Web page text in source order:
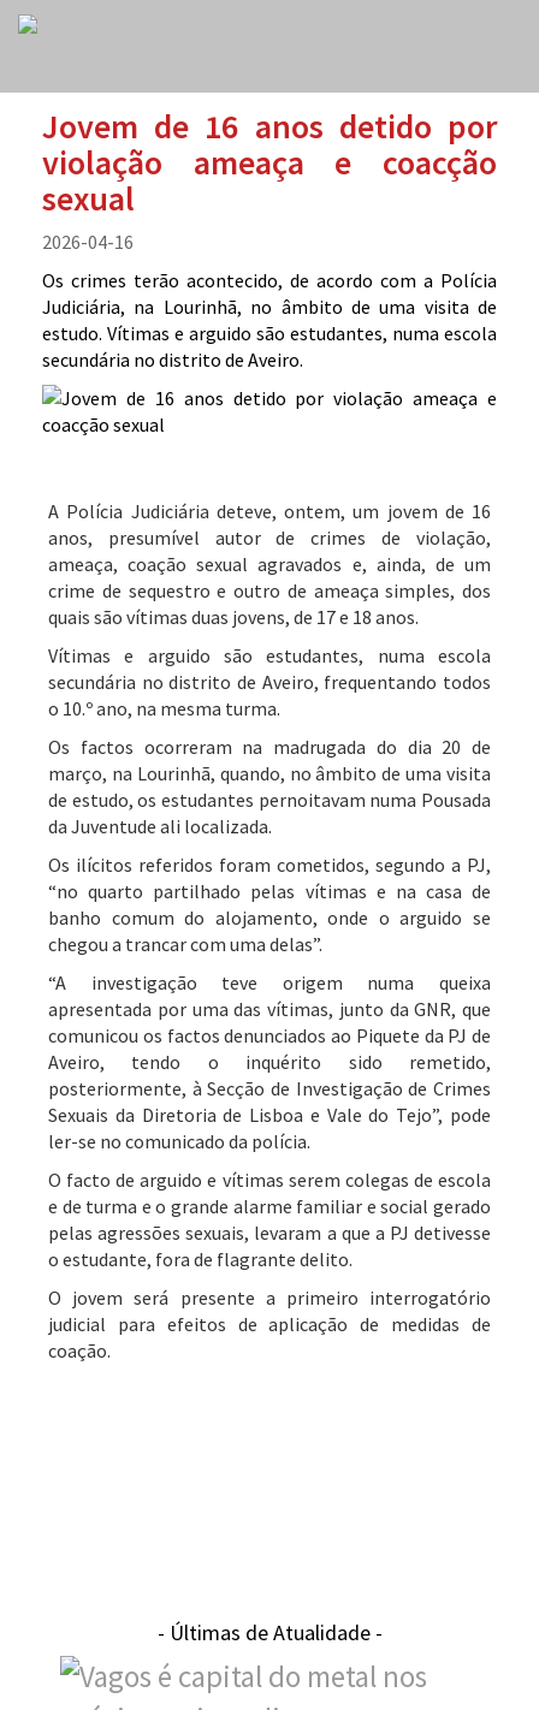
Jovem de 16 anos detido por
violação ameaça e coacção
sexual
2026-04-16
Os crimes terão acontecido, de acordo com a Polícia
Judiciária, na Lourinhã, no âmbito de uma visita de
estudo. Vítimas e arguido são estudantes, numa escola
secundária no distrito de Aveiro.
A Polícia Judiciária deteve, ontem, um jovem de 16
anos, presumível autor de crimes de violação,
ameaça, coação sexual agravados e, ainda, de um
crime de sequestro e outro de ameaça simples, dos
quais são vítimas duas jovens, de 17 e 18 anos.
Vítimas e arguido são estudantes, numa escola
secundária no distrito de Aveiro, frequentando todos
o 10.º ano, na mesma turma.
Os factos ocorreram na madrugada do dia 20 de
março, na Lourinhã, quando, no âmbito de uma visita
de estudo, os estudantes pernoitavam numa Pousada
da Juventude ali localizada.
Os ilícitos referidos foram cometidos, segundo a PJ,
“no quarto partilhado pelas vítimas e na casa de
banho comum do alojamento, onde o arguido se
chegou a trancar com uma delas”.
“A investigação teve origem numa queixa
apresentada por uma das vítimas, junto da GNR, que
comunicou os factos denunciados ao Piquete da PJ de
Aveiro, tendo o inquérito sido remetido,
posteriormente, à Secção de Investigação de Crimes
Sexuais da Diretoria de Lisboa e Vale do Tejo”, pode
ler-se no comunicado da polícia.
O facto de arguido e vítimas serem colegas de escola
e de turma e o grande alarme familiar e social gerado
pelas agressões sexuais, levaram a que a PJ detivesse
o estudante, fora de flagrante delito.
O jovem será presente a primeiro interrogatório
judicial para efeitos de aplicação de medidas de
coação.
- Últimas de Atualidade -